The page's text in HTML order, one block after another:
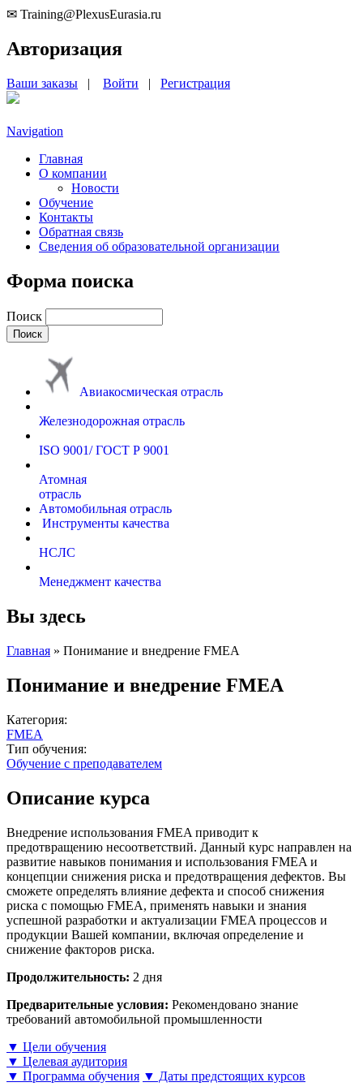
✉ Training@PlexusEurasia.ru
Авторизация
Ваши заказы | Войти | Регистрация
Navigation
Главная
О компании
Новости
Обучение
Контакты
Обратная связь
Сведения об образовательной организации
Форма поиска
Поиск
Авиакосмическая отрасль
Железнодорожная отрасль
ISO 9001/ ГОСТ Р 9001
Атомная
отрасль
Автомобильная отрасль
Инструменты качества
НСЛС
Менеджмент качества
Вы здесь
Главная » Понимание и внедрение FMEA
Понимание и внедрение FMEA
Категория:
FMEA
Тип обучения:
Обучение с преподавателем
Описание курса
Внедрение использования FMEA приводит к
предотвращению несоответствий. Данный курс направлен на
развитие навыков понимания и использования FMEA и
концепции снижения риска и предотвращения дефектов. Вы
сможете определять влияние дефекта и способ снижения
риска с помощью FMEA, применять навыки и знания
успешной разработки и актуализации FMEA процессов и
продукции Вашей компании, включая определение и
снижение факторов риска.
Продолжительность: 2 дня
Предварительные условия: Рекомендовано знание
требований автомобильной промышленности
▼ Цели обучения
▼ Целевая аудитория
▼ Программа обучения ▼ Даты предстоящих курсов